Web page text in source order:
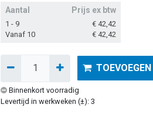
Aantal Prijs ex btw
1 - 9 € 42,42
Vanaf 10
€ 42,42
Binnenkort voorradig
Levertijd in werkweken (±): 3